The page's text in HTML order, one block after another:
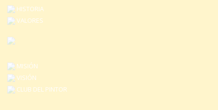
HISTORIA
VALORES
MISIÓN
VISIÓN
CLUB DEL PINTOR